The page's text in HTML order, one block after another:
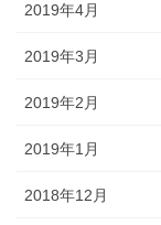
2019年4月
2019年3月
2019年2月
2019年1月
2018年12月